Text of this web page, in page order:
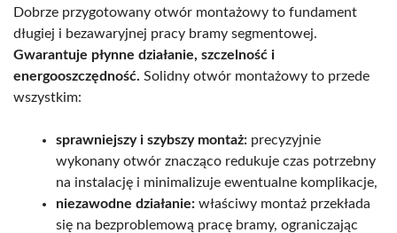
Dobrze przygotowany otwór montażowy to fundament
długiej i bezawaryjnej pracy bramy segmentowej.
Gwarantuje płynne działanie, szczelność i
energooszczędność. Solidny otwór montażowy to przede
wszystkim:
sprawniejszy i szybszy montaż: precyzyjnie
wykonany otwór znacząco redukuje czas potrzebny
na instalację i minimalizuje ewentualne komplikacje,
niezawodne działanie: właściwy montaż przekłada
się na bezproblemową pracę bramy, ograniczając